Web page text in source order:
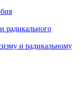
радикального
и радикальному